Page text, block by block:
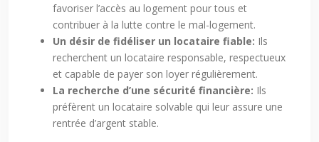
favoriser l’accès au logement pour tous et
contribuer à la lutte contre le mal-logement.
Un désir de fidéliser un locataire fiable: Ils
recherchent un locataire responsable, respectueux
et capable de payer son loyer régulièrement.
La recherche d’une sécurité financière: Ils
préfèrent un locataire solvable qui leur assure une
rentrée d’argent stable.